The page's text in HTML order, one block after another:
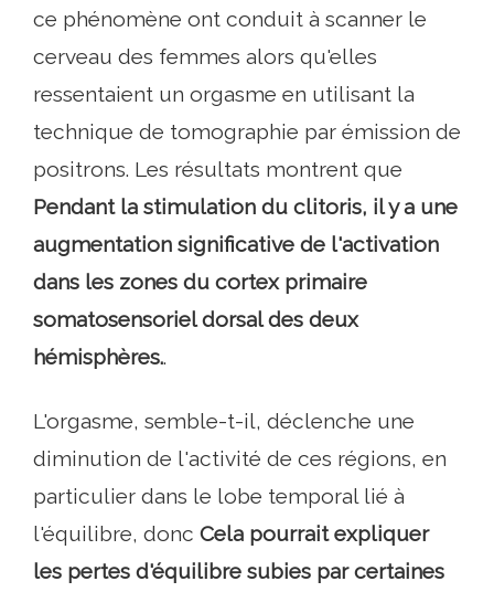
ce phénomène ont conduit à scanner le
cerveau des femmes alors qu'elles
ressentaient un orgasme en utilisant la
technique de tomographie par émission de
positrons. Les résultats montrent que
Pendant la stimulation du clitoris, il y a une
augmentation significative de l'activation
dans les zones du cortex primaire
somatosensoriel dorsal des deux
hémisphères..
L'orgasme, semble-t-il, déclenche une
diminution de l'activité de ces régions, en
particulier dans le lobe temporal lié à
l'équilibre, donc Cela pourrait expliquer
les pertes d'équilibre subies par certaines